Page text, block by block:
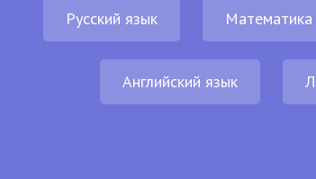
Русский язык
Английский язык